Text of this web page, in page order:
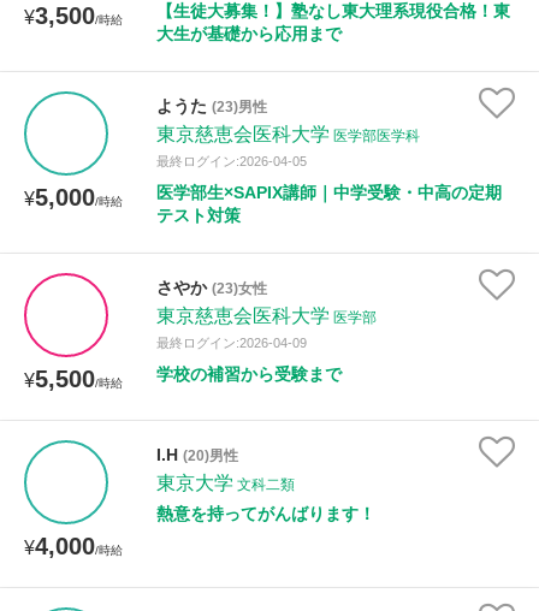
¥3,500/時給
【生徒大募集！】塾なし東大理系現役合格！東
大生が基礎から応用まで
¥5,000/時給
ようた (23)男性
東京慈恵会医科大学 医学部医学科
最終ログイン:2026-04-05
医学部生×SAPIX講師｜中学受験・中高の定期
テスト対策
¥5,500/時給
さやか (23)女性
東京慈恵会医科大学 医学部
最終ログイン:2026-04-09
学校の補習から受験まで
¥4,000/時給
I.H (20)男性
東京大学 文科二類
熱意を持ってがんばります！
月曜日 火曜日 水曜日
土曜日 日曜日
所属大学
距離：15km以内
年齢：18-101歳
性別